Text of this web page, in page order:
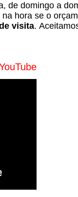
de domingo a
hora se o
visita.